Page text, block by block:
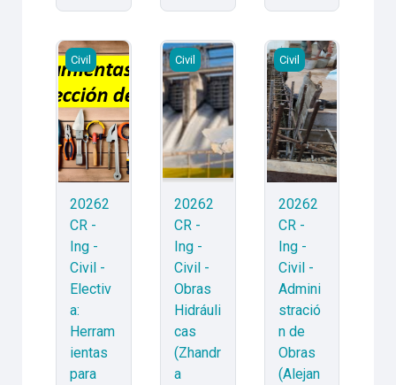
20262CR - Ing - Civil - Electiva: Herramientas para
Civil
20262
CR -
Ing -
Civil -
Electiv
a:
Herram
ientas
para
20262CR - Ing - Civil - Obras
Civil
20262
CR -
Ing -
Civil -
Obras
Hidráuli
cas
(Zhandr
a
20262CR - Ing -
Civil
20262
CR -
Ing -
Civil -
Admini
stració
n de
Obras
(Alejan